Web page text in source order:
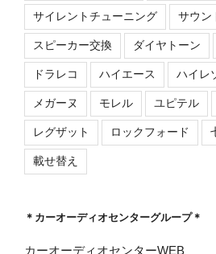
サイレントチューニング サウン
スピーカー交換 ダイヤトーン
ドラレコ ハイエース ハイレ
メガーヌ モレル ユピテル
レグザット ロックフォード
載せ替え
＊カーオーディオセンターグループ＊
カーオーディオセンターWEB